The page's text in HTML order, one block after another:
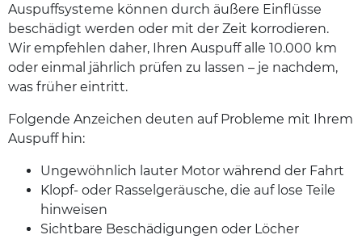
Auspuffsysteme können durch äußere Einflüsse
beschädigt werden oder mit der Zeit korrodieren.
Wir empfehlen daher, Ihren Auspuff alle 10.000 km
oder einmal jährlich prüfen zu lassen – je nachdem,
was früher eintritt.
Folgende Anzeichen deuten auf Probleme mit Ihrem
Auspuff hin:
Ungewöhnlich lauter Motor während der Fahrt
Klopf- oder Rasselgeräusche, die auf lose Teile
hinweisen
Sichtbare Beschädigungen oder Löcher